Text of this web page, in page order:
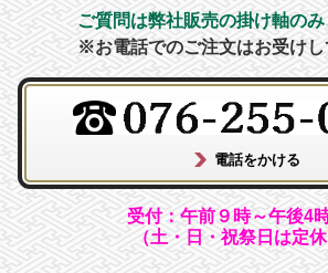
ご質問は弊社販売の掛け軸の
※お電話でのご注文はお受け
受付：午前９時～午後4
（土・日・祝祭日は定休